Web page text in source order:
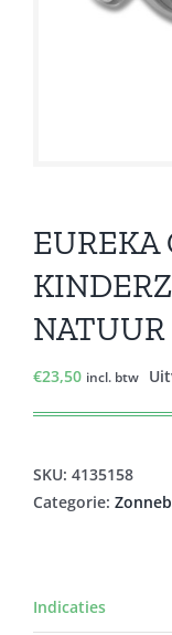
EUREKA
NATUUR
€23,50 incl. btw
SKU: 4135158
Categorie:
Indicaties